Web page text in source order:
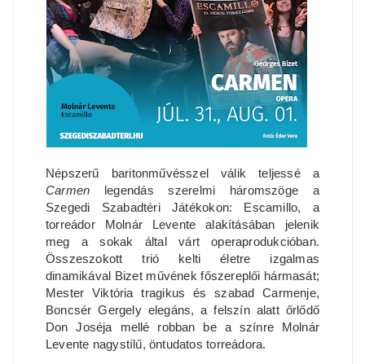
Népszerű baritonművésszel válik teljessé a
Carmen legendás szerelmi háromszöge a
Szegedi Szabadtéri Játékokon: Escamillo, a
torreádor Molnár Levente alakításában jelenik
meg a sokak által várt operaprodukcióban.
Összeszokott trió kelti életre izgalmas
dinamikával Bizet művének főszereplői hármasát;
Mester Viktória tragikus és szabad Carmenje,
Boncsér Gergely elegáns, a felszín alatt őrlődő
Don Joséja mellé robban be a színre Molnár
Levente nagystílű, öntudatos torreádora.